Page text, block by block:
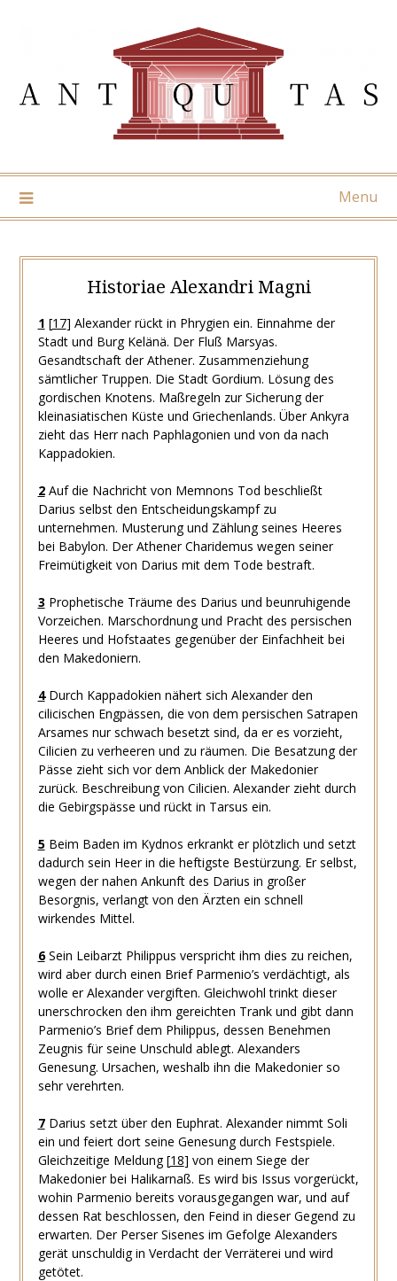
Menu
Historiae Alexandri Magni
1 [17] Alexander rückt in Phrygien ein. Einnahme der
Stadt und Burg Kelänä. Der Fluß Marsyas.
Gesandtschaft der Athener. Zusammenziehung
sämtlicher Truppen. Die Stadt Gordium. Lösung des
gordischen Knotens. Maßregeln zur Sicherung der
kleinasiatischen Küste und Griechenlands. Über Ankyra
zieht das Herr nach Paphlagonien und von da nach
Kappadokien.
2Auf die Nachricht von Memnons Tod beschließt
Darius selbst den Entscheidungskampf zu
unternehmen. Musterung und Zählung seines Heeres
bei Babylon. Der Athener Charidemus wegen seiner
Freimütigkeit von Darius mit dem Tode bestraft.
3 Prophetische Träume des Darius und beunruhigende
Vorzeichen. Marschordnung und Pracht des persischen
Heeres und Hofstaates gegenüber der Einfachheit bei
den Makedoniern.
4Durch Kappadokien nähert sich Alexander den
cilicischen Engpässen, die von dem persischen Satrapen
Arsames nur schwach besetzt sind, da er es vorzieht,
Cilicien zu verheeren und zu räumen. Die Besatzung der
Pässe zieht sich vor dem Anblick der Makedonier
zurück. Beschreibung von Cilicien. Alexander zieht durch
die Gebirgspässe und rückt in Tarsus ein.
5Beim Baden im Kydnos erkrankt er plötzlich und setzt
dadurch sein Heer in die heftigste Bestürzung. Er selbst,
wegen der nahen Ankunft des Darius in großer
Besorgnis, verlangt von den Ärzten ein schnell
wirkendes Mittel.
6Sein Leibarzt Philippus verspricht ihm dies zu reichen,
wird aber durch einen Brief Parmenio’s verdächtigt, als
wolle er Alexander vergiften. Gleichwohl trinkt dieser
unerschrocken den ihm gereichten Trank und gibt dann
Parmenio’s Brief dem Philippus, dessen Benehmen
Zeugnis für seine Unschuld ablegt. Alexanders
Genesung. Ursachen, weshalb ihn die Makedonier so
sehr verehrten.
7Darius setzt über den Euphrat. Alexander nimmt Soli
ein und feiert dort seine Genesung durch Festspiele.
Gleichzeitige Meldung[18] von einem Siege der
Makedonier bei Halikarnaß. Es wird bis Issus vorgerückt,
wohin Parmenio bereits vorausgegangen war, und auf
dessen Rat beschlossen, den Feind in dieser Gegend zu
erwarten. Der Perser Sisenes im Gefolge Alexanders
gerät unschuldig in Verdacht der Verräterei und wird
getötet.